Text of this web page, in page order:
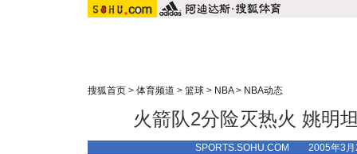
搜狐首页 > 体育频道 > 篮球 > NBA> NBA动态
火箭队2分险灭热火 姚明
SPORTS.SOHU.COM 2005年3